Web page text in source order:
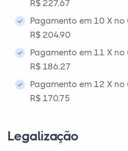
R$ 227,67
Pagamento em 10 X
R$ 204,90
Pagamento em 11 X
R$ 186,27
Pagamento em 12 X
R$ 170,75
Legalização